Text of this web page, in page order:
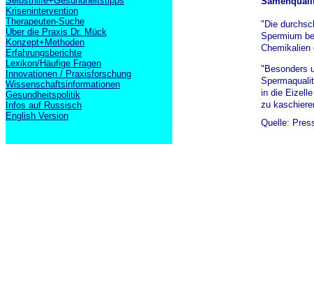
Krisenintervention
Therapeuten-Suche
Über die Praxis Dr. Mück
Konzept+Methoden
Erfahrungsberichte
Lexikon/Häufige Fragen
Innovationen / Praxisforschung
Wissenschaftsinformationen
Gesundheitspolitik
Infos auf Russisch
English Version
"Die
Spermium
Chemikalien
"Besonders
in die
zu
Quelle: